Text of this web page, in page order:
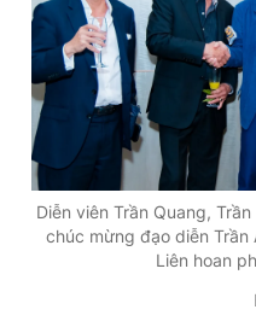
Diễn viên Trần Quang,
chúc mừng đạo diễn Trần
Liên hoan